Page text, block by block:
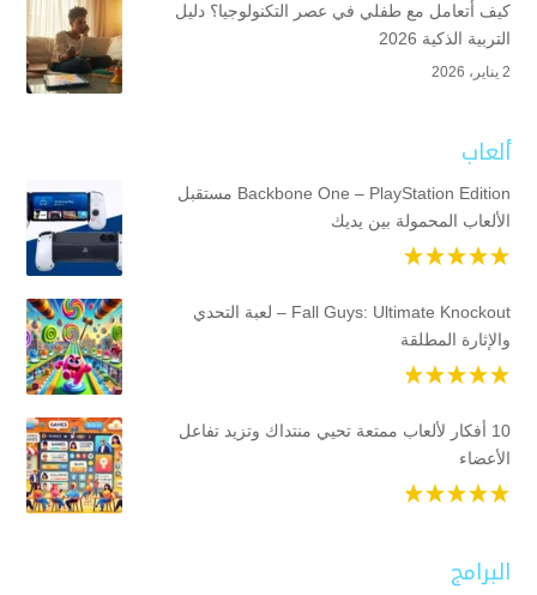
كيف أتعامل مع طفلي في عصر التكنولوجيا؟ دليل
التربية الذكية 2026
2 يناير، 2026
ألعاب
Backbone One – PlayStation Edition مستقبل
الألعاب المحمولة بين يديك
Fall Guys: Ultimate Knockout – لعبة التحدي
والإثارة المطلقة
10 أفكار لألعاب ممتعة تحيي منتداك وتزيد تفاعل
الأعضاء
البرامج